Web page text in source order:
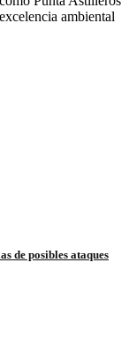
ambiental
de posibles ataques